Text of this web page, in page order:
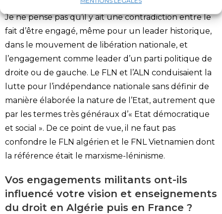
Je ne pense pas qu’il y ait une contradiction entre le
fait d’être engagé, même pour un leader historique,
dans le mouvement de libération nationale, et
l’engagement comme leader d’un parti politique de
droite ou de gauche. Le FLN et l’ALN conduisaient la
lutte pour l’indépendance nationale sans définir de
manière élaborée la nature de l’Etat, autrement que
par les termes très généraux d’« Etat démocratique
et social ». De ce point de vue, il ne faut pas
confondre le FLN algérien et le FNL Vietnamien dont
la référence était le marxisme-léninisme.
Vos engagements militants ont-ils
influencé votre vision et enseignements
du droit en Algérie puis en France ?